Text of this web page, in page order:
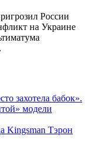
России
на Украине
захотела бабок».
модели
Kingsman Тэрон